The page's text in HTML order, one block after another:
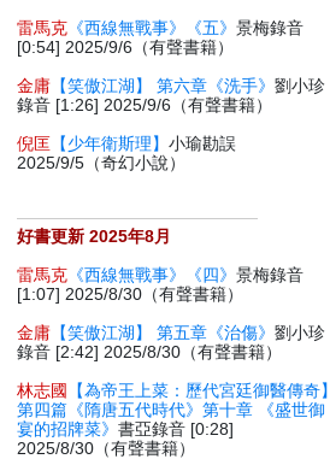
雷馬克 《西線無戰事》《五》景梅錄音
[0:54] 2025/9/6（有聲書籍）
金庸 【笑傲江湖】 第六章《洗手》劉小珍
錄音 [1:26] 2025/9/6（有聲書籍）
倪匡 【少年衛斯理】小瑜勘誤
2025/9/5（奇幻小說）
好書更新 2025年8月
雷馬克 《西線無戰事》《四》景梅錄音
[1:07] 2025/8/30（有聲書籍）
金庸 【笑傲江湖】 第五章《治傷》劉小珍
錄音 [2:42] 2025/8/30（有聲書籍）
林志國
【為帝王上菜：歷代宮廷御醫傳奇】
第四篇《隋唐五代時代》第十章 《盛世御
宴的招牌菜》書亞錄音 [0:28]
2025/8/30（有聲書籍）